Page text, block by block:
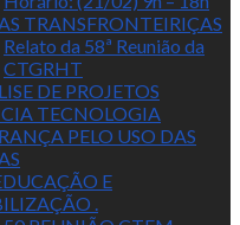
TRANSFRONTEIRIÇAS
Relato da 58ª Reunião da
CTGRHT
DE PROJETOS
TECNOLOGIA
PELO USO DAS
E
.